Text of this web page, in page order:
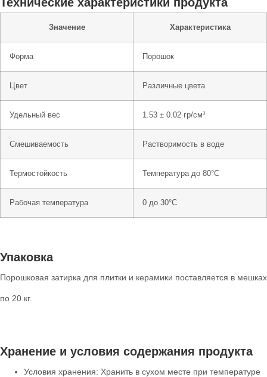
Значение Характеристика
Форма Порошок
Цвет Различные цвета
Удельный вес 1.53 ± 0.02 гр/см³
Смешиваемость Растворимость в воде
Термостойкость Температура до 80°C
Рабочая температура 0 до 30°C
Упаковка
Порошковая затирка для плитки и керамики поставляется в мешках
по 20 кг.
Хранение и условия содержания продукта
Условия хранения: Хранить в сухом месте при температуре